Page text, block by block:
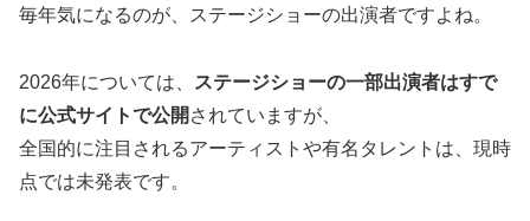
毎年気になるのが、ステージショーの出演者ですよね。
2026年については、
ステージショーの一部出演者はすで
に公式サイトで公開 されていますが、
全国的に注目されるアーティストや有名タレントは、現時
点では未発表です。